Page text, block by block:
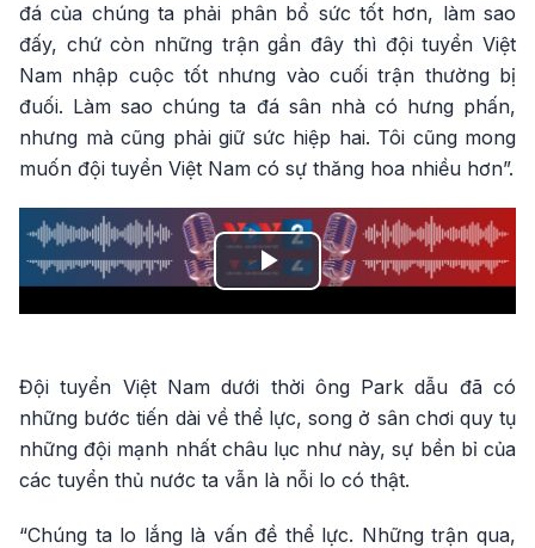
đá của chúng ta phải phân bổ sức tốt hơn, làm sao
đấy, chứ còn những trận gần đây thì đội tuyển Việt
Nam nhập cuộc tốt nhưng vào cuối trận thường bị
đuối. Làm sao chúng ta đá sân nhà có hưng phấn,
nhưng mà cũng phải giữ sức hiệp hai. Tôi cũng mong
muốn đội tuyển Việt Nam có sự thăng hoa nhiều hơn”.
Play
Đội tuyển Việt Nam dưới thời ông Park dẫu đã có
những bước tiến dài về thể lực, song ở sân chơi quy tụ
những đội mạnh nhất châu lục như này, sự bền bỉ của
các tuyển thủ nước ta vẫn là nỗi lo có thật.
“Chúng ta lo lắng là vấn đề thể lực. Những trận qua,